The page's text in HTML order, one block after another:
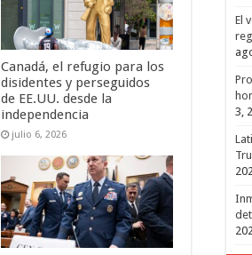
Canadá, el refugio para los
disidentes y perseguidos
de EE.UU. desde la
independencia
julio 6, 2026
El
3,